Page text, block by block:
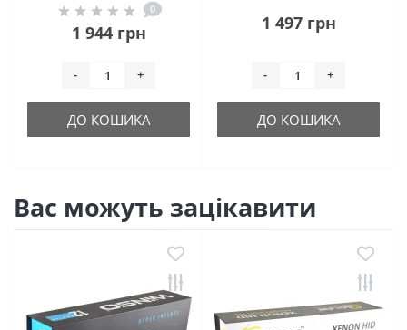
0
1 944 грн
- +
ДО КОШИКА
1 497 грн
- +
ДО КОШИКА
Вас можуть зацікавити